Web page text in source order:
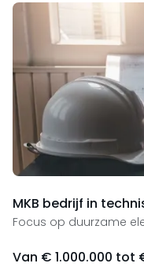
MKB bedrijf in
Focus op duurzame
Van € 1.000.000 tot